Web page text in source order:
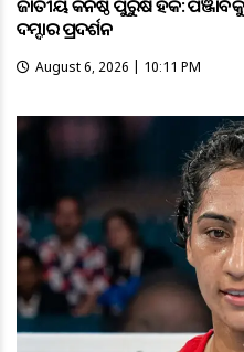
ଜାତୀୟ କନିଷ୍ଠ ପୁରୁଷ ହକି: ପଞ୍ଜାବକୁ
ଦମ୍ଦାର ପ୍ରଦର୍ଶନ
August 6, 2026 | 10:11 PM